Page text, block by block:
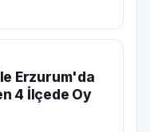
Erzurum'da
4 İlçede Oy